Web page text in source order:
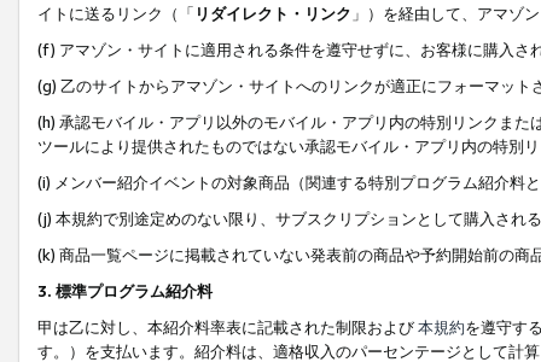
イトに送るリンク（「 リダイレクト・リンク 」）を経由して、アマゾ
(f) アマゾン・サイトに適用される条件を遵守せずに、お客様に購入さ
(g) 乙のサイトからアマゾン・サイトへのリンクが適正にフォーマッ
(h) 承認モバイル・アプリ以外のモバイル・アプリ内の特別リンクま
ツールにより提供されたものではない承認モバイル・アプリ内の特別
(i) メンバー紹介イベントの対象商品（関連する特別プログラム紹介料
(j) 本規約で別途定めのない限り、サブスクリプションとして購入され
(k) 商品一覧ページに掲載されていない発表前の商品や予約開始前の商
3. 標準プログラム紹介料
甲は乙に対し、本紹介料率表に記載された制限および本規約を遵守す
す。）を支払います。紹介料は、適格収入のパーセンテージとして計